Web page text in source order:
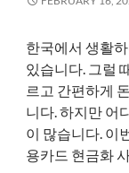
한국에서 생활
있습니다. 그럴
르고 간편하게
니다. 하지만 어
이 많습니다. 이
용카드 현금화